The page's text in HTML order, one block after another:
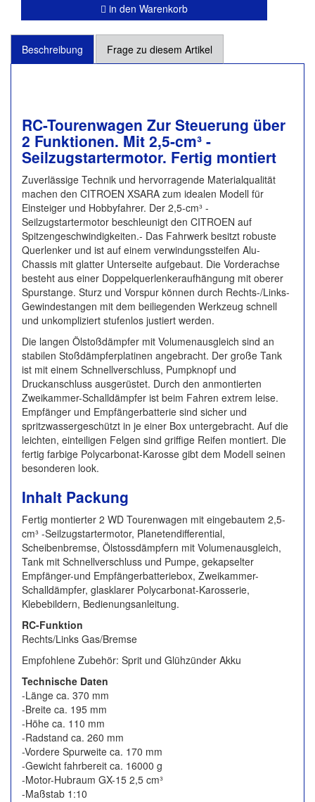
in den Warenkorb
Beschreibung Frage zu diesem Artikel
RC-Tourenwagen Zur Steuerung über
2 Funktionen. Mit 2,5-cm³ -
Seilzugstartermotor. Fertig montiert
Zuverlässige Technik und hervorragende Materialqualität
machen den CITROEN XSARA zum idealen Modell für
Einsteiger und Hobbyfahrer. Der 2,5-cm³ -
Seilzugstartermotor beschleunigt den CITROEN auf
Spitzengeschwindigkeiten.- Das Fahrwerk besitzt robuste
Querlenker und ist auf einem verwindungssteifen Alu-
Chassis mit glatter Unterseite aufgebaut. Die Vorderachse
besteht aus einer Doppelquerlenkeraufhängung mit oberer
Spurstange. Sturz und Vorspur können durch Rechts-/Links-
Gewindestangen mit dem beiliegenden Werkzeug schnell
und unkompliziert stufenlos justiert werden.
Die langen Ölstoßdämpfer mit Volumenausgleich sind an
stabilen Stoßdämpferplatinen angebracht. Der große Tank
ist mit einem Schnellverschluss, Pumpknopf und
Druckanschluss ausgerüstet. Durch den anmontierten
Zweikammer-Schalldämpfer ist beim Fahren extrem leise.
Empfänger und Empfängerbatterie sind sicher und
spritzwassergeschützt in je einer Box untergebracht. Auf die
leichten, einteiligen Felgen sind griffige Reifen montiert. Die
fertig farbige Polycarbonat-Karosse gibt dem Modell seinen
besonderen look.
Inhalt Packung
Fertig montierter 2 WD Tourenwagen mit eingebautem 2,5-
cm³ -Seilzugstartermotor, Planetendifferential,
Scheibenbremse, Ölstossdämpfern mit Volumenausgleich,
Tank mit Schnellverschluss und Pumpe, gekapselter
Empfänger-und Empfängerbatteriebox, Zweikammer-
Schalldämpfer, glasklarer Polycarbonat-Karosserie,
Klebebildern, Bedienungsanleitung.
RC-Funktion
Rechts/Links Gas/Bremse
Empfohlene Zubehör: Sprit und Glühzünder Akku
Technische Daten
-Länge ca. 370 mm
-Breite ca. 195 mm
-Höhe ca. 110 mm
-Radstand ca. 260 mm
-Vordere Spurweite ca. 170 mm
-Gewicht fahrbereit ca. 16000 g
-Motor-Hubraum GX-15 2,5 cm³
-Maßstab 1:10